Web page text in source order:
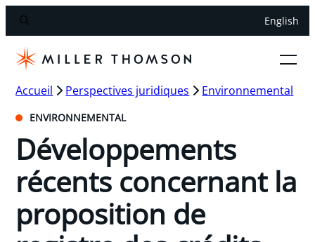
English
Accueil Perspectives juridiques Environnemental
ENVIRONNEMENTAL
Développements
récents concernant la
proposition de